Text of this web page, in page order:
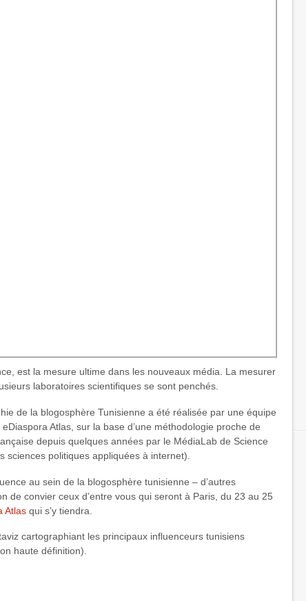
est la mesure ultime dans les nouveaux média. La mesurer
laboratoires scientifiques se sont penchés.
de la blogosphère Tunisienne a été réalisée par une équipe
Atlas, sur la base d’une méthodologie proche de
depuis quelques années par le MédiaLab de Science
sciences politiques appliquées à internet).
au sein de la blogosphère tunisienne – d’autres
de convier ceux d’entre vous qui seront à Paris, du 23 au 25
Atlas qui s’y tiendra.
cartographiant les principaux influenceurs tunisiens
haute définition).